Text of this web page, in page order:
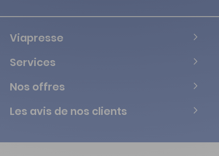
Viapresse
Services
Nos offres
Les avis de nos clients